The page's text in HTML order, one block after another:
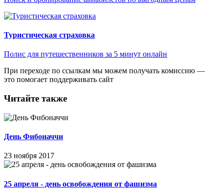
Туристическая страховка
Полис для путешественников за 5 минут онлайн
При переходе по ссылкам мы можем получать комиссию —
это помогает поддерживать сайт
Читайте также
День Фибоначчи
23 ноября 2017
25 апреля - день освобождения от фашизма